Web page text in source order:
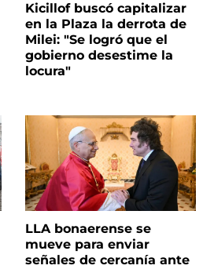
Kicillof buscó capitalizar
en la Plaza la derrota de
Milei: "Se logró que el
gobierno desestime la
locura"
LLA bonaerense se
mueve para enviar
señales de cercanía ante